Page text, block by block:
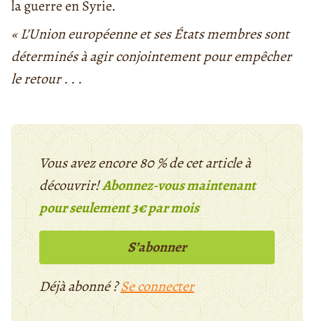
la guerre en Syrie.
« L’Union européenne et ses États membres sont
déterminés à agir conjointement pour empêcher
le retour . . .
Vous avez encore 80 % de cet article à
découvrir!Abonnez-vous maintenant
pour seulement 3€ par mois
S’abonner
Déjà abonné ?Se connecter